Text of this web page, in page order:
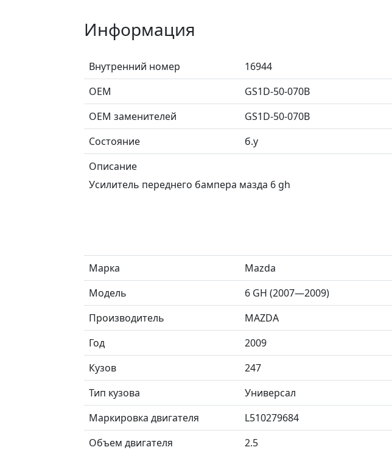
Информация
Внутренний номер
16944
ОЕМ
GS1D-50-070B
ОЕМ заменителей
GS1D-50-070B
Состояние
б.у
Описание
Усилитель переднего бампера мазда 6 gh
Марка
Mazda
Модель
6 GH (2007—2009)
Производитель
MAZDA
Год
2009
Кузов
247
Тип кузова
Универсал
Маркировка двигателя
L510279684
Объем двигателя
2.5